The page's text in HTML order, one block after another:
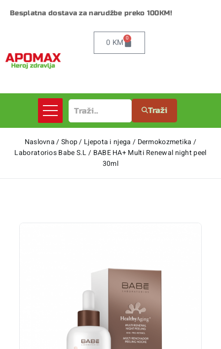
Besplatna dostava za narudžbe preko 100KM!
0 KM 0
Traži
Naslovna /Shop/ Ljepota i njega / Dermokozmetika /
Laboratorios Babe S.L/ BABE HA+ Multi Renewal night peel
30ml